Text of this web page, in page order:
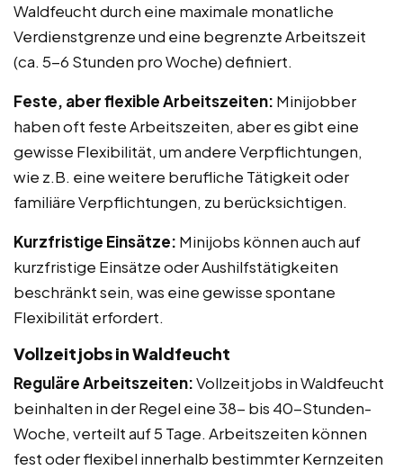
Waldfeucht durch eine maximale monatliche
Verdienstgrenze und eine begrenzte Arbeitszeit
(ca. 5-6 Stunden pro Woche) definiert.
Feste, aber flexible Arbeitszeiten: Minijobber
haben oft feste Arbeitszeiten, aber es gibt eine
gewisse Flexibilität, um andere Verpflichtungen,
wie z.B. eine weitere berufliche Tätigkeit oder
familiäre Verpflichtungen, zu berücksichtigen.
Kurzfristige Einsätze: Minijobs können auch auf
kurzfristige Einsätze oder Aushilfstätigkeiten
beschränkt sein, was eine gewisse spontane
Flexibilität erfordert.
Vollzeitjobs in Waldfeucht
Reguläre Arbeitszeiten:Vollzeitjobs in Waldfeucht
beinhalten in der Regel eine 38- bis 40-Stunden-
Woche, verteilt auf 5 Tage. Arbeitszeiten können
fest oder flexibel innerhalb bestimmter Kernzeiten